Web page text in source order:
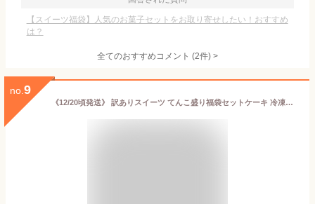
【スイーツ福袋】人気のお菓子セットをお取り寄せしたい！おすすめ
は？
全てのおすすめコメント (2件) >
no. 9
《12/20頃発送》 訳ありスイーツ てんこ盛り福袋セットケーキ 冷凍ケーキ 洋菓子 スイーツ チョコ チーズ お菓子 福袋 お取り寄せ 2024 訳あり品 アウトレット 食品ロス フードロス 送料無料 誕生日 クリスマス お歳暮 パーティ 大人数 ギフト プレゼント 1220012D